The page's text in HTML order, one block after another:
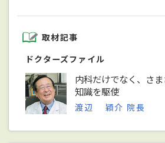
取材記事
ドクターズファイル
内科だけでなく、さ
知識を駆使
渡辺 穎介 院長